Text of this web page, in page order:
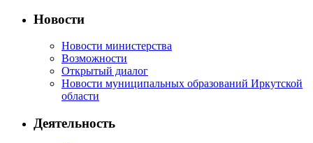
Новости
Новости министерства
Возможности
Открытый диалог
Новости муниципальных образований Иркутской
области
Деятельность